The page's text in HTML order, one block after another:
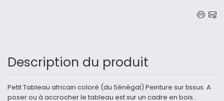
Description du produit
Petit Tableau africain coloré (du Sénégal) Peinture sur tissus. A
poser ou à accrocher le tableau est sur un cadre en bois..